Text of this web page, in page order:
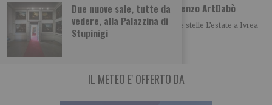
Due nuove sale, tutte da
vedere, alla Palazzina di
Stupinigi
A Ivrea l’arte scende in strada con San Lorenzo ArtDabò
Una notte di arte, creatività e divertimento sotto le stelle L’estate a Ivrea
si illumina
IL METEO E' OFFERTO DA